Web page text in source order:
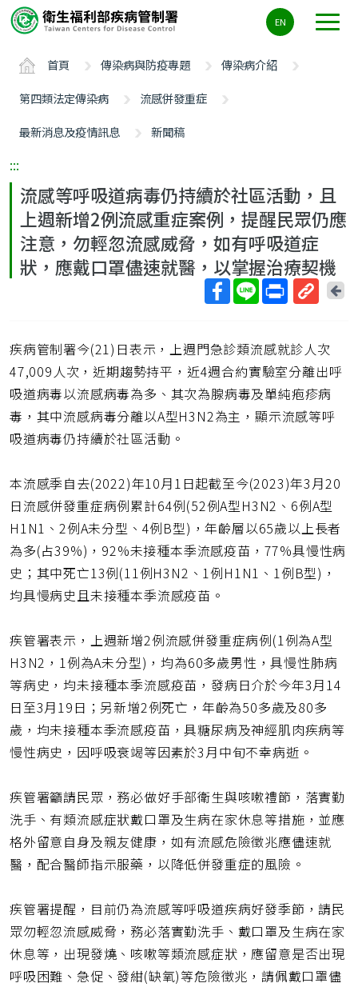
要
ALT+C
EN
首頁 傳染病與防疫專題
傳染病介紹
第四類法定傳染病
流感併發重症
最新消息及疫情訊息
新聞稿
:::
流感等呼吸道病毒仍持續於社區活動，且
上週新增2例流感重症案例，提醒民眾仍應
注意，勿輕忽流感威脅，如有呼吸道症
狀，應戴口罩儘速就醫，以掌握治療契機
短
網
址
回
疾病管制署今(21)日表示，上週門急診類流感就診人次
47,009人次，近期趨勢持平，近4週合約實驗室分離出呼
吸道病毒以流感病毒為多、其次為腺病毒及單純疱疹病
毒，其中流感病毒分離以A型H3N2為主，顯示流感等呼
吸道病毒仍持續於社區活動。
本流感季自去(2022)年10月1日起截至今(2023)年3月20
日流感併發重症病例累計64例(52例A型H3N2、6例A型
H1N1、2例A未分型、4例B型)，年齡層以65歲以上長者
為多(占39%)，92%未接種本季流感疫苗，77%具慢性病
史；其中死亡13例(11例H3N2、1例H1N1、1例B型)，
均具慢病史且未接種本季流感疫苗。
疾管署表示，上週新增2例流感併發重症病例(1例為A型
H3N2，1例為A未分型)，均為60多歲男性，具慢性肺病
等病史，均未接種本季流感疫苗，發病日介於今年3月14
日至3月19日；另新增2例死亡，年齡為50多歲及80多
歲，均未接種本季流感疫苗，具糖尿病及神經肌肉疾病等
慢性病史，因呼吸衰竭等因素於3月中旬不幸病逝。
疾管署籲請民眾，務必做好手部衛生與咳嗽禮節，落實勤
洗手、有類流感症狀戴口罩及生病在家休息等措施，並應
格外留意自身及親友健康，如有流感危險徵兆應儘速就
醫，配合醫師指示服藥，以降低併發重症的風險。
疾管署提醒，目前仍為流感等呼吸道疾病好發季節，請民
眾勿輕忽流感威脅，務必落實勤洗手、戴口罩及生病在家
休息等，出現發燒、咳嗽等類流感症狀，應留意是否出現
呼吸困難、急促、發紺(缺氧)等危險徵兆，請佩戴口罩儘